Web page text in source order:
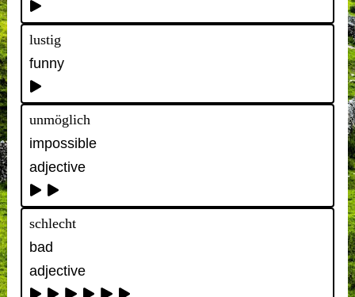
lustig
funny
unmöglich
impossible
adjective
schlecht
bad
adjective